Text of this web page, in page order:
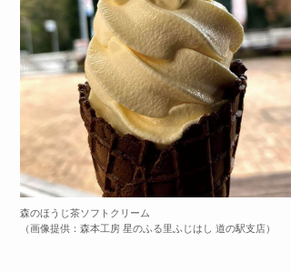
森のほうじ茶ソフトクリーム
（画像提供：森本工房 星のふる里ふじはし 道の駅支店）